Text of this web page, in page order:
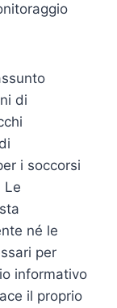
di
i soccorsi
Le
né le
per
informativo
il proprio